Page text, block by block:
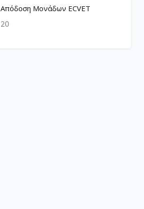
Απόδοση Μονάδων ECVET
20